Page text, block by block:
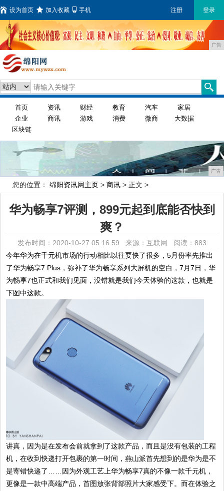
设为首页 加入收藏 手机 注册 登录
广告
首页 资讯 财经 教育 汽车
家居
企业
商讯 游戏 消费 微商
大数据
区块链
广告
您的位置： 绵阳资讯网主页 > 商讯 > 正文 >
华为畅享7评测，899元起到底能否快到
爽？
发布时间：2020-10-27 05:16:59 来源：互联网 阅读：883
今年华为在千元机市场的行动相比以往要快了很多，5月份率先推出
了华为畅享7 Plus，弥补了华为畅享系列大屏机的空白，7月7日，华
为畅享7也正式和我们见面，没错就是我们今天体验的这款，也就是
下图中这款。
讲真，因为是在发布会前就拿到了这款产品，而且是没有包装的工程
机，在收到快递打开包裹的第一时间，燕山派首先想到的是华为是不
是寄错快递了……因为外观工艺上华为畅享7真的不像一款千元机，
更像是一款中高端产品，首图放张背部照片大家感受下。而在体验之